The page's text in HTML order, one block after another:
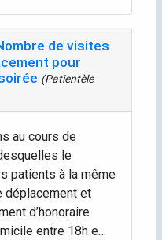
de visites
pour
(Patientèle
au cours de
le
patients à la même
déplacement et
d’honoraire
entre 18h e…